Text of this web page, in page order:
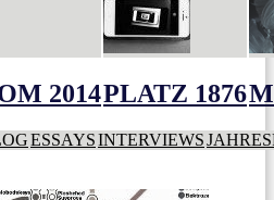
2014PLATZ 1876
ESSAYSINTERVIEWS